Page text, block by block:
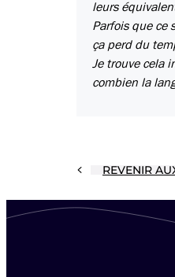
leurs
Parfois que ce
ça perd du
Je trouve cela
combien la
REVENIR